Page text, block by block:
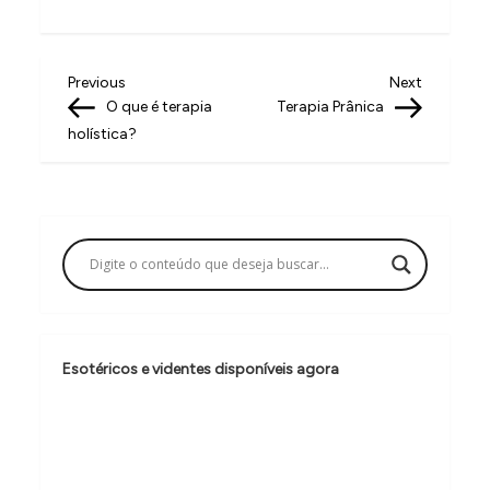
N
a
g
a
ç
o
Previous
Post
Previous
O que é terapia
holística?
Next
Post
Next
Terapia Prânica
Esotéricos e videntes disponíveis agora